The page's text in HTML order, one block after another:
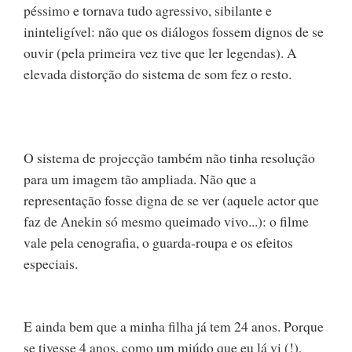
péssimo e tornava tudo agressivo, sibilante e
ininteligível: não que os diálogos fossem dignos de se
ouvir (pela primeira vez tive que ler legendas). A
elevada distorção do sistema de som fez o resto.
O sistema de projecção também não tinha resolução
para um imagem tão ampliada. Não que a
representação fosse digna de se ver (aquele actor que
faz de Anekin só mesmo queimado vivo...): o filme
vale pela cenografia, o guarda-roupa e os efeitos
especiais.
E ainda bem que a minha filha já tem 24 anos. Porque
se tivesse 4 anos, como um miúdo que eu lá vi (!),